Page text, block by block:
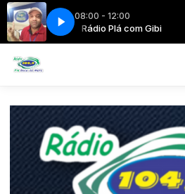
08:00 - 12:00
Rádio Plá com Gibi